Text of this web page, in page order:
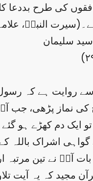
کی طرح بددعا
النبیؐ،
سلیمان
روایت ہے کہ
کی نماز پڑھی، جب
ایک دم کھڑے ہو گئے
گواہی اشراک باللہ کے
آپؐ نے تین مرتبہ
مجید کہ یہ آیت